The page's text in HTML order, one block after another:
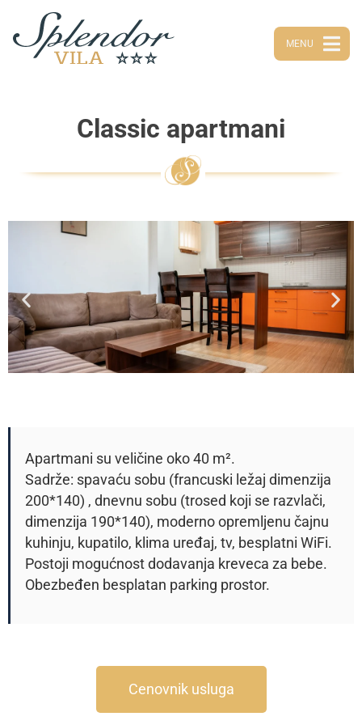
MENU
Classic apartmani
Apartmani su veličine oko 40 m².
Sadrže: spavaću sobu (francuski ležaj dimenzija
200*140) , dnevnu sobu (trosed koji se razvlači,
dimenzija 190*140), moderno opremljenu čajnu
kuhinju, kupatilo, klima uređaj, tv, besplatni WiFi.
Postoji mogućnost dodavanja kreveca za bebe.
Obezbeđen besplatan parking prostor.
Cenovnik usluga